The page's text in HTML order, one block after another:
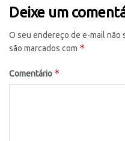
Deixe um
O seu endereço de e-mail não
são marcados com *
Comentário *